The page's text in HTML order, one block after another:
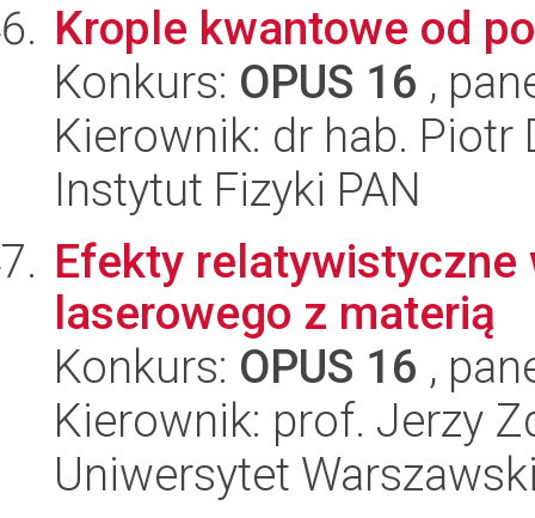
Krople kwantowe od
Konkurs: OPUS 16 ,
Kierownik: dr hab. Piotr
Instytut Fizyki PAN
Efekty relatywistyczne
laserowego z materią
Konkurs: OPUS 16 ,
Kierownik: prof. Jerzy
Uniwersytet